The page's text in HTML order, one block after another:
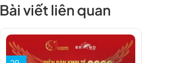
Bài viết liên quan